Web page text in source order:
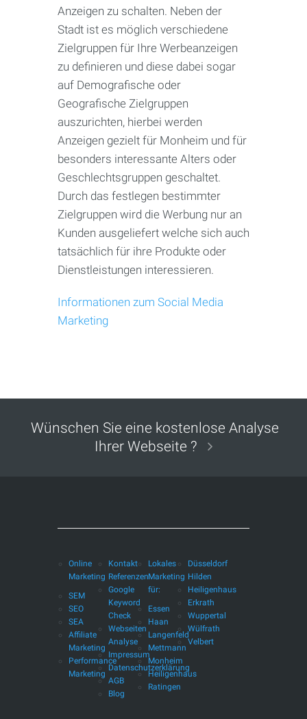
Anzeigen zu schalten. Neben der
Stadt ist es möglich verschiedene
Zielgruppen für Ihre Werbeanzeigen
zu definieren und diese dabei sogar
auf Demografische oder
Geografische Zielgruppen
auszurichten, hierbei werden
Anzeigen gezielt für Monheim und für
besonders interessante Alters oder
Geschlechtsgruppen geschaltet.
Durch das festlegen bestimmter
Zielgruppen wird die Werbung nur an
Kunden ausgeliefert welche sich auch
tatsächlich für ihre Produkte oder
Dienstleistungen interessieren.
Informationen zum Social Media
Marketing
Wünschen Sie eine kostenlose Analyse
Ihrer Webseite ?
Online
Marketing
SEM
SEO
SEA
Affiliate
Marketing
Performance
Marketing
Kontakt
Referenzen
Google
Keyword
Check
Webseiten
Analyse
Impressum
Datenschutzerklärung
AGB
Blog
Lokales
Marketing
für:
Essen
Haan
Langenfeld
Mettmann
Monheim
Heiligenhaus
Ratingen
Düsseldorf
Hilden
Heiligenhaus
Erkrath
Wuppertal
Wülfrath
Velbert